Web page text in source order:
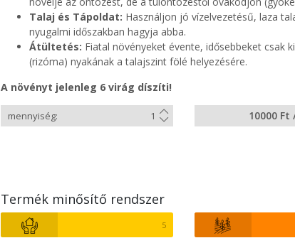
Talaj és Tápoldat: Használjon jó vízelvezetésű, laza
nyugalmi időszakban hagyja abba.
Átültetés: Fiatal növényeket évente, idősebbeket csak
(rizóma) nyakának a talajszint fölé helyezésére.
A növényt jelenleg 6 virág díszíti!
10000 Ft
Termék minősítő rendszer
5